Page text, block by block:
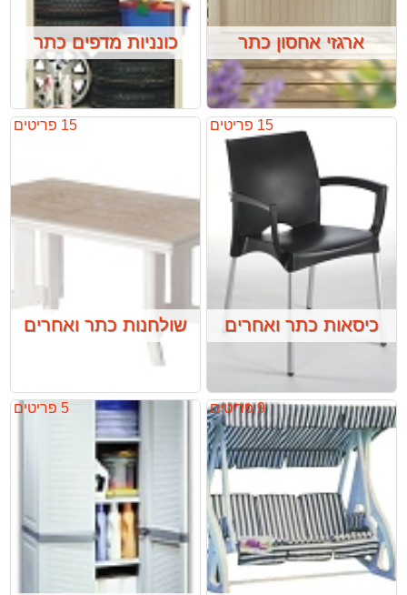
ארגזי אחסון כתר כונניות מדפים כתר
כיסאות כתר ואחרים
15 פריטים
שולחנות כתר ואחרים
15 פריטים
9 פריטים 5 פריטים